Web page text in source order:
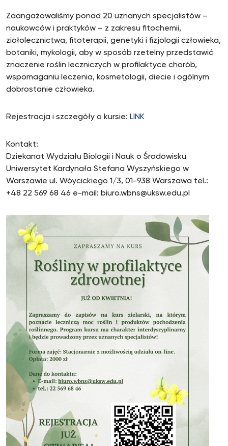
Zaangażowaliśmy ponad 20 uznanych specjalistów –
naukowców i praktyków – z zakresu fitochemii,
ziołolecznictwa, fitoterapii, genetyki i fizjologii człowieka,
botaniki, mykologii, aby w sposób rzetelny przedstawić
znaczenie roślin leczniczych w profilaktyce chorób,
wspomaganiu leczenia, kosmetologii, diecie i ogólnym
dobrostanie człowieka.
Rejestracja i szczegóły o kursie: LINK
Kontakt:
Dziekanat Wydziału Biologii i Nauk o Środowisku
Uniwersytet Kardynała Stefana Wyszyńskiego w
Warszawie ul. Wóycickiego 1/3, 01-938 Warszawa tel.:
+48 22 569 68 46 e-mail: biuro.wbns@uksw.edu.pl